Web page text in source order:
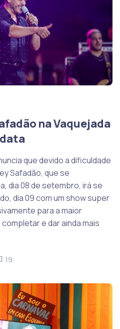
na Vaquejada
que devido a dificuldade
Safadão, que se
dia 08 de setembro, irá se
dia 09 com um show super
para a maior
e dar ainda mais
19